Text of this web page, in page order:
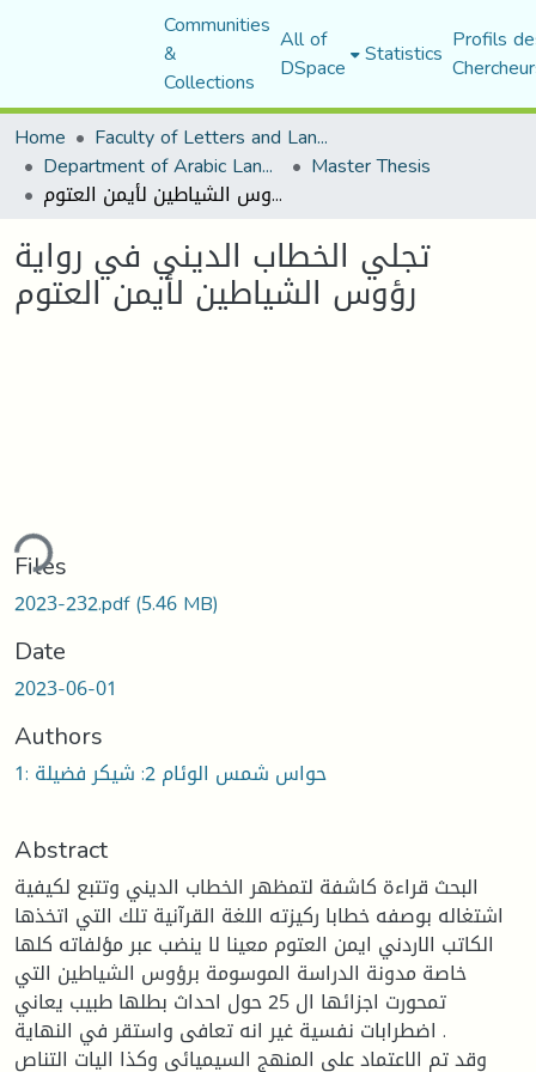
Communities
&
Collections
All of
DSpace Statistics Profils
Home
Faculty of Letters and Languages
Department of Arabic Language and Literature Master Thesis
تجلي الخطاب الديني في رواية رؤوس الشياطين لأيمن العتوم
تجلي الخطاب الديني في رواية
رؤوس الشياطين لأيمن العتوم
Files
2023-232.pdf(5.46 MB)
Date
2023-06-01
Authors
1: حواس شمس الوئام 2: شيكر فضيلة
Abstract
البحث قراءة كاشفة لتمظهر الخطاب الديني وتتبع لكيفية
اشتغاله بوصفه خطابا ركيزته اللغة القرآنية تلك التي اتخذها
الكاتب الاردني ايمن العتوم معينا لا ينضب عبر مؤلفاته كلها
خاصة مدونة الدراسة الموسومة برؤوس الشياطين التي
تمحورت اجزائها ال 25 حول احداث بطلها طبيب يعاني
اضطرابات نفسية غير انه تعافى واستقر في النهاية .
وقد تم الاعتماد على المنهج السيميائي وكذا اليات التناص